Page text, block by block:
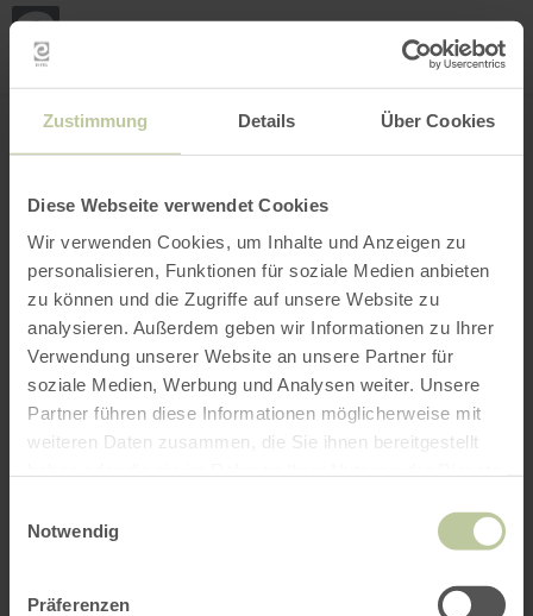
Zustimmung Details Über Cookies
Diese Webseite verwendet Cookies
Wir verwenden Cookies, um Inhalte und Anzeigen zu
personalisieren, Funktionen für soziale Medien anbieten
zu können und die Zugriffe auf unsere Website zu
analysieren. Außerdem geben wir Informationen zu Ihrer
Verwendung unserer Website an unsere Partner für
soziale Medien, Werbung und Analysen weiter. Unsere
Partner führen diese Informationen möglicherweise mit
weiteren Daten zusammen, die Sie ihnen bereitgestellt
Notwendig
Präferenzen
INTERAKTIVE KARTE
Filter öffnen